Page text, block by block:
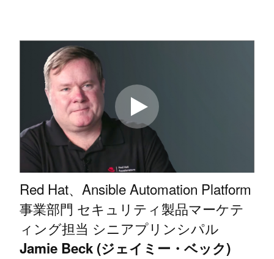
Red Hat、Ansible Automation Platform
事業部門 セキュリティ製品マーケテ
ィング担当 シニアプリンシパル
Jamie Beck (ジェイミー・ベック)